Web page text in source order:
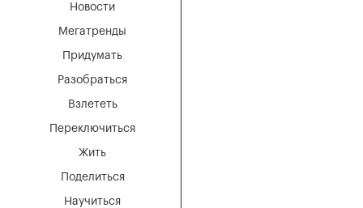
Мегатренды
Придумать
Разобраться
Взлететь
Новости
Переключиться
Жить
Поделиться
Научиться